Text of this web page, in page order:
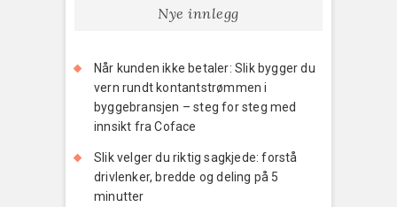
Nye innlegg
Når kunden ikke betaler: Slik bygger du
vern rundt kontantstrømmen i
byggebransjen – steg for steg med
innsikt fra Coface
Slik velger du riktig sagkjede: forstå
drivlenker, bredde og deling på 5
minutter